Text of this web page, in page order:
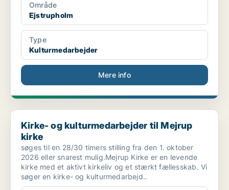
Område
Ejstrupholm
Type
Kulturmedarbejder
Mere info
Kirke- og kulturmedarbejder til Mejrup kirke
Kirke- og kulturmedarbejder til Mejrup
kirke
søges til en 28/30 timers stilling fra den 1. oktober
2026 eller snarest mulig.Mejrup Kirke er en levende
kirke med et aktivt kirkeliv og et stærkt fællesskab. Vi
søger en kirke- og kulturmedarbejd..